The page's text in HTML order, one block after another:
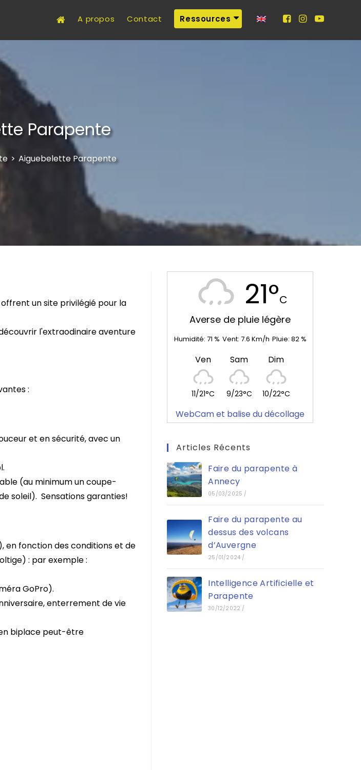
A propos Contact Ressources
Parapente
> Aiguebelette Parapente
21°C
Averse de pluie légère
Humidité: 71 % Vent: 7.6 Km/h Pluie: 82%
Ven
11/21°C
Sam
9/23°C
Dim
10/22°C
WebCam et balise du décollage
Articles Récents
Faire du parapente à
Annecy
05/03/2025 /
Faire du parapente au
dessus des volcans
d’Auvergne
25/01/2024 /
Intelligence Artificielle et
Parapente
30/12/2022 /
un site privilégié pour la
l'extraodinaire aventure
:
et en sécurité, avec un
(au minimum un coupe-
soleil). Sensations garanties!
en fonction des conditions et de
: par exemple :
GoPro).
enterrement de vie
biplace peut-être